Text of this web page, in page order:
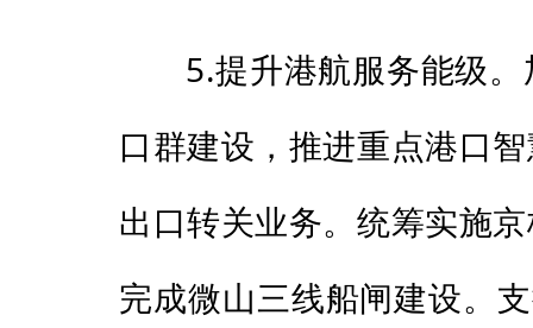
5.提升港航服务能级
口群建设，推进重点港口
出口转关业务。统筹实施
完成微山三线船闸建设。